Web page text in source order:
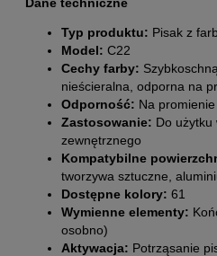
Typ produktu: Pisak z
Model: C22
Cechy farby:
nieścieralna, odporna na
Odporność: Na
Zastosowanie: Do użytku
zewnętrznego
Kompatybilne
tworzywa sztuczne,
Dostępne kolory: 61
Wymienne elementy:
osobno)
Aktywacja: Potrząsanie